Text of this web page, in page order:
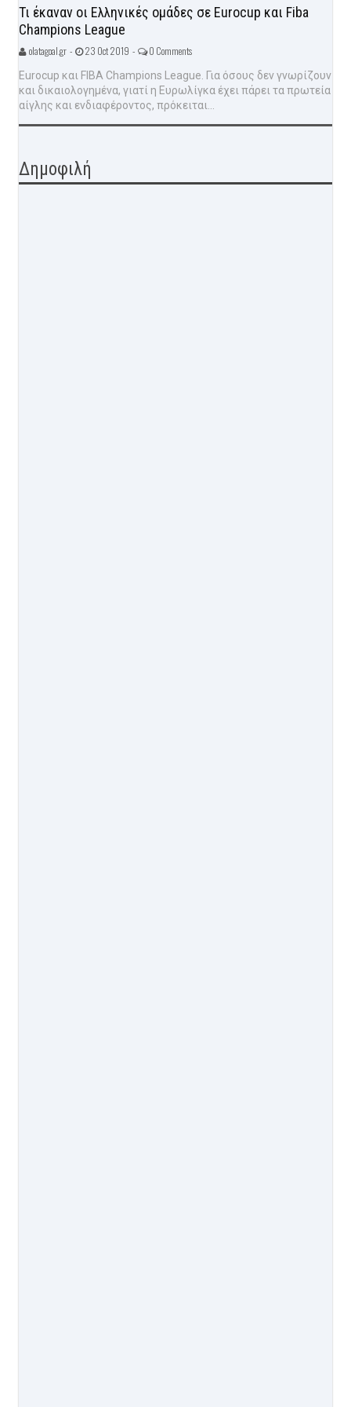
Τι έκαναν οι Ελληνικές ομάδες σε Eurocup και Fiba
Champions League
olatagoal.gr - 23 Oct 2019 - 0 Comments
Eurocup και FIBA Champions League. Για όσους δεν γνωρίζουν
και δικαιολογημένα, γιατί η Ευρωλίγκα έχει πάρει τα πρωτεία
αίγλης και ενδιαφέροντος, πρόκειται...
Δημοφιλή